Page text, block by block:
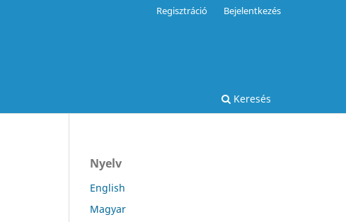
Keresés
Regisztráció Bejelentkezés
Nyelv
English
Magyar